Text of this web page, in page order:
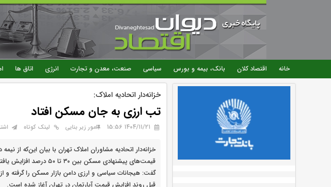
خانه اقتصاد کلان بانک، بیمه و بورس سیاسی صنعت، معدن و تجارت انرژی اتاق ها
خزانه‌دار اتحادیه املاک:
تب ارزی به جان مسکن افتاد
۱۴۰۴/۱۱/۲۱ 15:56 امور زیر بنایی لینک کوتاه
خزانه‌دار اتحادیه مشاوران املاک تهران با بیان این‌که از
قیمت‌های پیشنهادی مسکن بین ۳۰ تا ۵۰
گفت: هیجانات سیاسی و ارزی دامن بازار مسکن را گرفته و
قبل روند افزایش قیمت آپارتمان در تهران آغاز شده است.